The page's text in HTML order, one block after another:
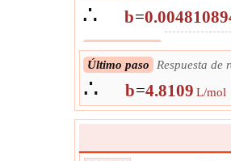
∴ b=
Próximo paso Convertir a
∴ b=
Último paso Respuesta de
∴ b=4.8109 L/mol